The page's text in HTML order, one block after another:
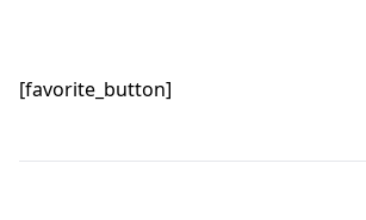
[favorite_button]